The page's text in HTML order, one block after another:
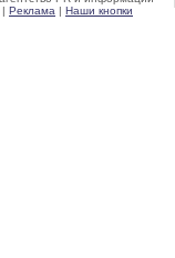
| Реклама | Наши кнопки